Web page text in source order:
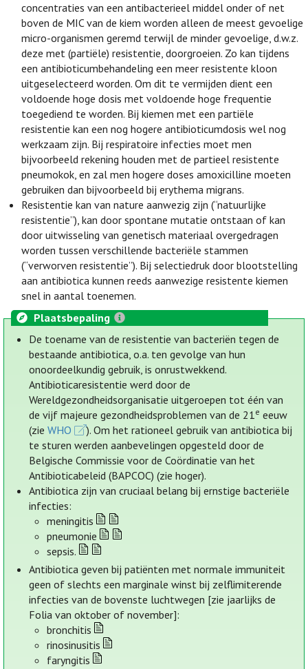
concentraties van een antibacterieel middel onder of net
boven de MIC van de kiem worden alleen de meest gevoelige
micro-organismen geremd terwijl de minder gevoelige, d.w.z.
deze met (partiële) resistentie, doorgroeien. Zo kan tijdens
een antibioticumbehandeling een meer resistente kloon
uitgeselecteerd worden. Om dit te vermijden dient een
voldoende hoge dosis met voldoende hoge frequentie
toegediend te worden. Bij kiemen met een partiële
resistentie kan een nog hogere antibioticumdosis wel nog
werkzaam zijn. Bij respiratoire infecties moet men
bijvoorbeeld rekening houden met de partieel resistente
pneumokok, en zal men hogere doses amoxicilline moeten
gebruiken dan bijvoorbeeld bij erythema migrans.
Resistentie kan van nature aanwezig zijn (“natuurlijke
resistentie”), kan door spontane mutatie ontstaan of kan
door uitwisseling van genetisch materiaal overgedragen
worden tussen verschillende bacteriële stammen
(“verworven resistentie”). Bij selectiedruk door blootstelling
aan antibiotica kunnen reeds aanwezige resistente kiemen
snel in aantal toenemen.
Plaatsbepaling
De toename van de resistentie van bacteriën tegen de
bestaande antibiotica, o.a. ten gevolge van hun
onoordeelkundig gebruik, is onrustwekkend.
Antibioticaresistentie werd door de
Wereldgezondheidsorganisatie uitgeroepen tot één van
de vijf majeure gezondheidsproblemen van de 21e eeuw
(zieWHO
). Om het rationeel gebruik van antibiotica bij
te sturen werden aanbevelingen opgesteld door de
Belgische Commissie voor de Coördinatie van het
Antibioticabeleid (BAPCOC) (zie hoger).
Antibiotica zijn van cruciaal belang bij ernstige bacteriële
infecties:
meningitis
pneumonie
sepsis.
Antibiotica geven bij patiënten met normale immuniteit
geen of slechts een marginale winst bij zelflimiterende
infecties van de bovenste luchtwegen [zie jaarlijks de
Folia van oktober of november]:
bronchitis
rinosinusitis
faryngitis